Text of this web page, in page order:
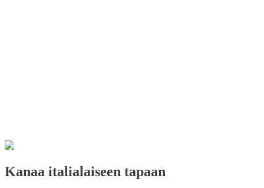
Kanaa italialaiseen tapaan